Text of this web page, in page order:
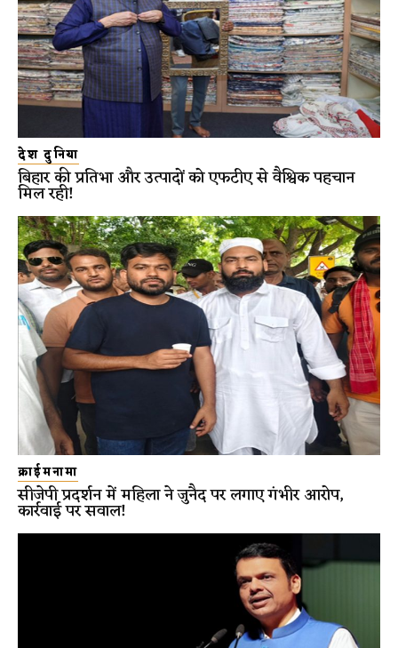
देश दुनिया
बिहार की प्रतिभा और उत्पादों को एफटीए से वैश्विक पहचान
मिल रही!
क्राईमनामा
सीजेपी प्रदर्शन में महिला ने जुनैद पर लगाए गंभीर आरोप,
कार्रवाई पर सवाल!